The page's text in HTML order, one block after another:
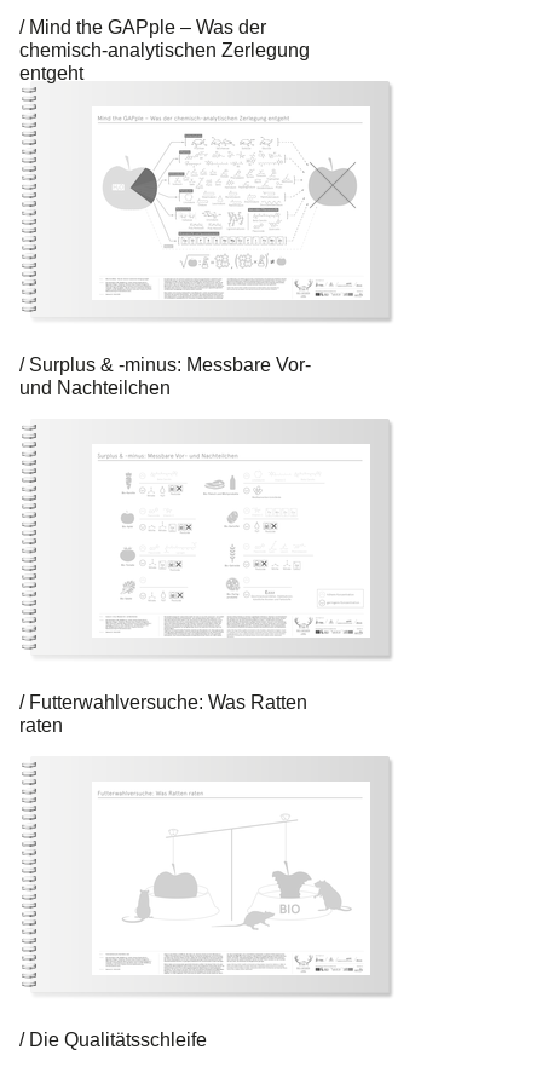
Mind the GAPple – Was der
chemisch-analytischen Zerlegung
entgeht
Surplus & -minus: Messbare Vor-
und Nachteilchen
Futterwahlversuche: Was Ratten
raten
Die Qualitätsschleife